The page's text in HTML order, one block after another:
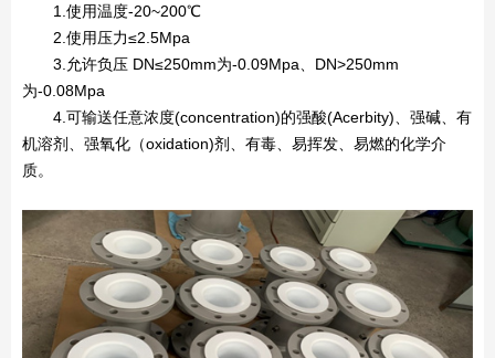
1.使用温度-20~200℃
2.使用压力≤2.5Mpa
3.允许负压 DN≤250mm为-0.09Mpa、DN>250mm
为-0.08Mpa
4.可输送任意浓度(concentration)的强酸(Acerbity)、强碱、有
机溶剂、强氧化（oxidation)剂、有毒、易挥发、易燃的化学介
质。